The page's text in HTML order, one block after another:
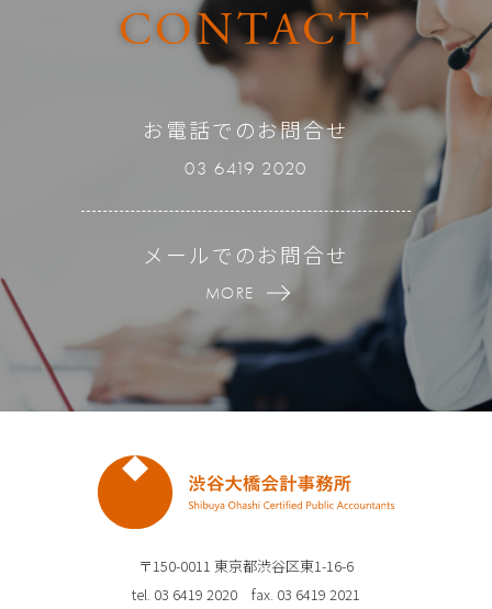
CONTACT
お電話でのお問合せ
03 6419 2020
メールでのお問合せ
MORE
〒150-0011 東京都渋谷区東1-16-6
tel. 03 6419 2020 fax. 03 6419 2021